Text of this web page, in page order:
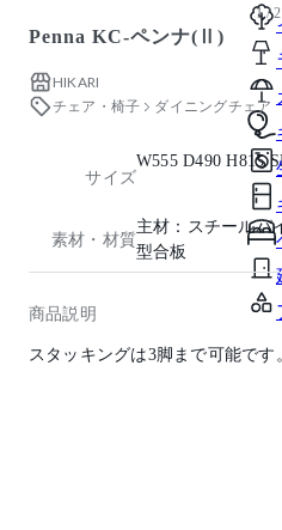
1 / 2
Penna KC-ペンナ(Ⅱ)
HIKARI
チェア・椅子
ダイニングチェア
サイズ
W555 D490 H815
素材・材質
主材：スチールパ
型合板
商品説明
スタッキングは3脚まで可能です